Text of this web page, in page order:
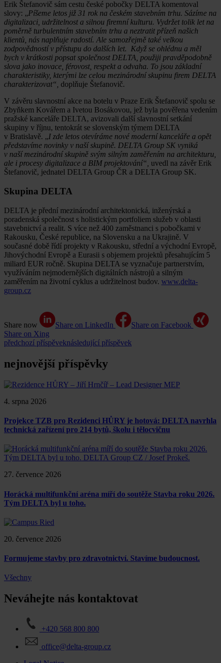
Erik Štefanovič sám cestu české pobočky DELTA komentoval
slovy: „Píšeme letos již 31 rok na českém stavebním trhu. Sázíme na
digitalizaci, udržitelnost a silnou firemní kulturu. Vydržet tolik let na
poměrně turbulentním stavebním trhu a neztratit přízeň našich
klientů, nás naplňuje radostí. Ale samozřejmě také velkou
zodpovědností v přístupu do dalších let. Když se ohlédnu a měl
bych v krátkosti popsat společnost DELTA, použiji pravděpodobně
slova jako inovace, férovost, respekt a odvaha. To jsou základní
charakteristiky, kterými lze celou mezinárodní skupinu firem DELTA
charakterizovat“, doplňuje Štefanovič.
V závěru slavnostní akce na botelu v Praze Erik Štefanovič spolu se
Zbyňkem Kovářem a Ivetou Bosákovou, jež byla pověřena vedením
pražské kanceláře DELTA, avizovali další slavnostní setkání
skupiny v říjnu, tentokrát se slovenským týmem DELTA
v Bratislavě. „I zde letos otevíráme nové moderní kanceláře a opět
představíme novinky v naší skupině. DELTA Group SK vyniká
v naší mezinárodní skupině svým silným zaměřením na architekturu,
ale i procesy digitalizace a BIM projektování“, uvedl na závěr Erik
Štefanovič, jednatel DELTA Group ČR a DELTA Group SK.
Skupina DELTA
DELTA je přední mezinárodní architektonická, inženýrská a
poradenská společnost s holistickým portfoliem služeb v oblasti
stavebnictví a realit. S více než 400 zaměstnanci s pobočkami v
Rakousku, České republice, na Slovensku a na Ukrajině. V
současné době řídí projekty v Rakousku, střední a východní Evropě,
Jihovýchodní Evropě a Eurasii s objemem projektů přesahujícím 5
miliard EUR ročně. Skupina DELTA se vyznačuje partnerstvím,
využíváním nejmodernějších digitálních nástrojů a silným
zaměřením na životní cyklus a udržitelnost budov. www.delta-
group.cz
Share now Share on LinkedIn
Share on Facebook
Share on Xing
předchozí příspěveknásledující příspěvek
nejnovější příspěvky
4. srpna 2026
Projekce TZB pro Rezidenci HŮRY je hotová: DELTA navrhla
technická zařízení pro 214 bytů, školu i tělocvičnu
27. července 2026
Horácká multifunkční aréna míří do soutěže Stavba roku 2026.
Tým DELTA byl u toho.
20. července 2026
Formujeme stavby pro zdravotnictví. Stavíme budoucnost.
Všechny
Neváhejte nás kontaktovat
+420 568 800 800
office@delta-group.cz